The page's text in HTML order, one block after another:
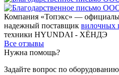
Компания «Топэкс» —
надежный поставщик вилочных
техники HYUNDAI - ХЁНДЭ
Все отзывы
Нужна помощь?
Задайте вопрос по